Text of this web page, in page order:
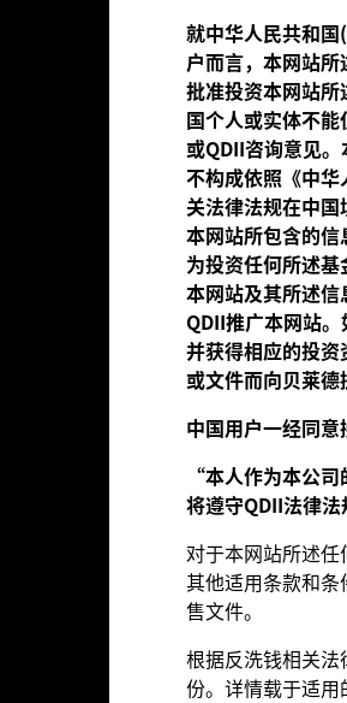
就中华人民共和
户而言，本网站
批准投资本网站
国个人或实体不
或QDII咨询意见
不构成依照《中
关法律法规在中国
本网站所包含的
为投资任何所述
本网站及其所述
QDII推广本网站
并获得相应的投
或文件而向贝莱德
中国用户一经同意
“本人作为本公司
将遵守QDII法律法
对于本网站所述
其他适用条款和
售文件。
根据反洗钱相关
份。详情载于适用
的收费及税项，但不包括认购和赎回费用（如
参考基本数据栏目以了解本基金及有关股份类
基本数
欧元 1,673,596,729
1997年1月8日
EUR
MSCI 欧洲价值指数（欧元）
5.00%
LU1023061473
0.00%
卢森堡
股份
股份
SFDR
分销
最低
监管